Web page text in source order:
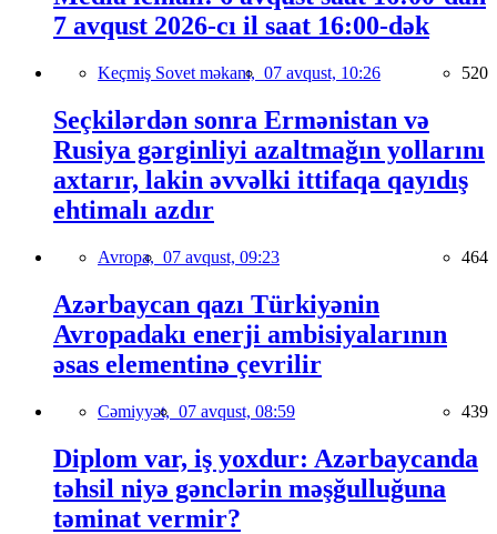
7 avqust 2026-cı il saat 16:00-dək
Keçmiş Sovet məkanı, 07 avqust, 10:26 520
Seçkilərdən sonra Ermənistan və
Rusiya gərginliyi azaltmağın yollarını
axtarır, lakin əvvəlki ittifaqa qayıdış
ehtimalı azdır
Avropa, 07 avqust, 09:23 464
Azərbaycan qazı Türkiyənin
Avropadakı enerji ambisiyalarının
əsas elementinə çevrilir
Cəmiyyət, 07 avqust, 08:59 439
Diplom var, iş yoxdur: Azərbaycanda
təhsil niyə gənclərin məşğulluğuna
təminat vermir?